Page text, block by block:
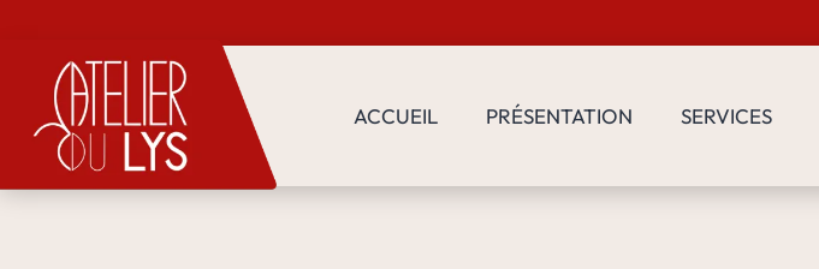
ACCUEIL PRÉSENTATION SERVICES